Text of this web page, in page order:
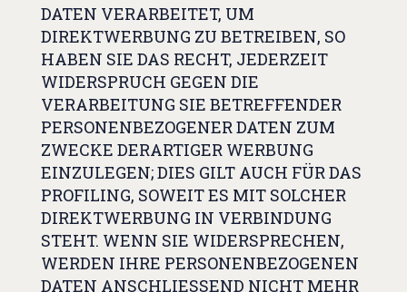
DATEN VERARBEITET, UM
DIREKTWERBUNG ZU BETREIBEN, SO
HABEN SIE DAS RECHT, JEDERZEIT
WIDERSPRUCH GEGEN DIE
VERARBEITUNG SIE BETREFFENDER
PERSONENBEZOGENER DATEN ZUM
ZWECKE DERARTIGER WERBUNG
EINZULEGEN; DIES GILT AUCH FÜR DAS
PROFILING, SOWEIT ES MIT SOLCHER
DIREKTWERBUNG IN VERBINDUNG
STEHT. WENN SIE WIDERSPRECHEN,
WERDEN IHRE PERSONENBEZOGENEN
DATEN ANSCHLIESSEND NICHT MEHR